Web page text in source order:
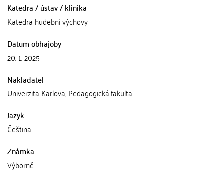
Katedra / ústav / klinika
Katedra hudební výchovy
Datum obhajoby
20. 1. 2025
Nakladatel
Univerzita Karlova, Pedagogická fakulta
Jazyk
Čeština
Známka
Výborně